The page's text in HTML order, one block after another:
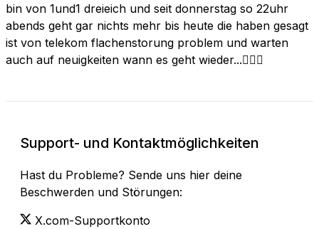
bin von 1und1 dreieich und seit donnerstag so 22uhr
abends geht gar nichts mehr bis heute die haben gesagt
ist von telekom flachenstorung problem und warten
auch auf neuigkeiten wann es geht wieder...😮‍💨🤷
Support- und Kontaktmöglichkeiten
Hast du Probleme? Sende uns hier deine
Beschwerden und Störungen:
X.com-Supportkonto